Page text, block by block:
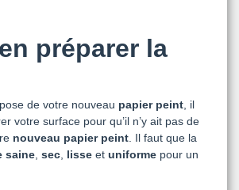
préparer la
de votre nouveau papier peint , il
votre surface pour qu’il n’y ait pas de
nouveau papier peint . Il faut que la
saine sec lisse et uniforme pour un